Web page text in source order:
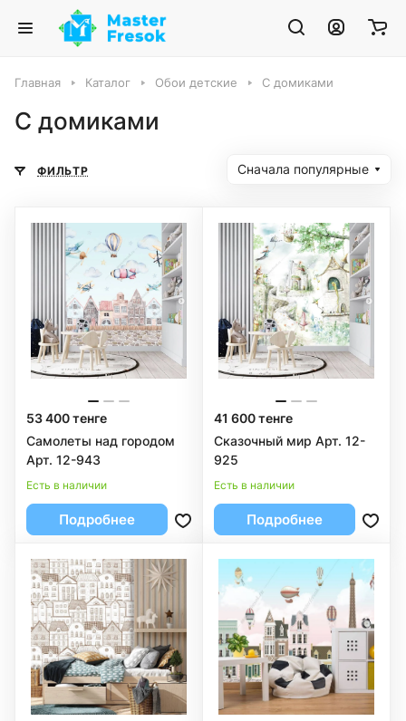
Главная Каталог Обои детские С домиками
С домиками
ФИЛЬТР Сначала популярные
53 400 тенге
Самолеты над городом
Арт. 12-943
Есть в наличии
Подробнее
41 600 тенге
Сказочный мир Арт. 12-
925
Есть в наличии
Подробнее